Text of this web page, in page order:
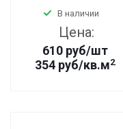
В наличии
Цена:
610 руб/шт
354 руб/кв.м2